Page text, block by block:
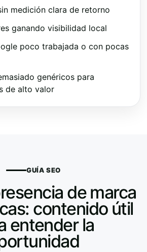
medición clara de retorno
ganando visibilidad local
poco trabajada o con pocas
genéricos para
de alto valor
GUÍA SEO
de marca
contenido útil
entender la